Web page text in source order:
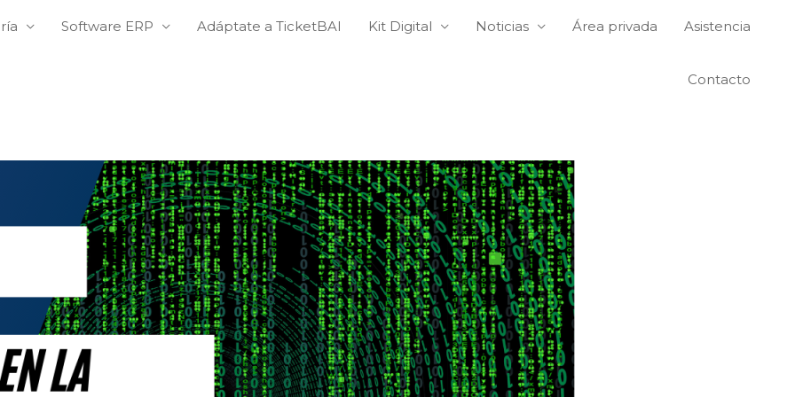
Software ERP Adáptate a TicketBAI Kit Digital Noticias Área privada Asistencia
Contacto